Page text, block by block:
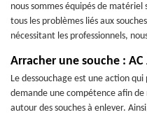
nous sommes équipés de
tous les problèmes liés aux
nécessitant les professionnels,
Arracher une souche :
Le dessouchage est une action
demande une compétence afin
autour des souches à enlever.